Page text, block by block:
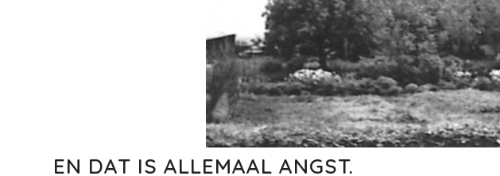
EN DAT IS ALLEMAAL ANGST.